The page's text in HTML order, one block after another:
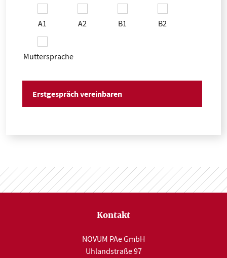
A1 A2 B1 B2
Muttersprache
Kontakt
NOVUM PAe GmbH
Uhlandstraße 97